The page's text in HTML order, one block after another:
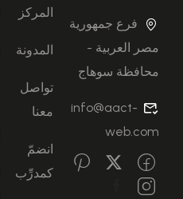
فرع جمهورية
مصر العربية -
محافظة سوهاج
info@aact-
web.com
المركز
المدونة
تواصل
معنا
انضمّ
كمدرِّب